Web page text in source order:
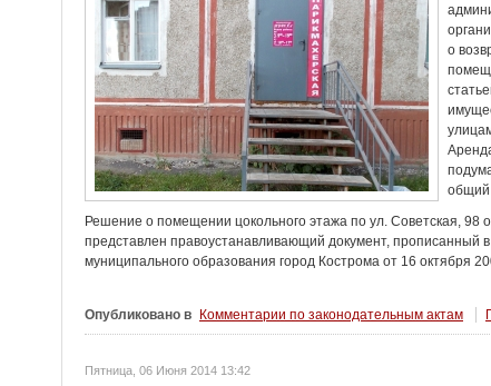
о
общий
Решение о помещении цокольного этажа по ул. Советская, 98
представлен правоустанавливающий документ, прописанный в
муниципального образования город Кострома от 16 октября
Опубликовано в Комментарии по законодательным актам
Пятница, 06 Июня 2014 13:42